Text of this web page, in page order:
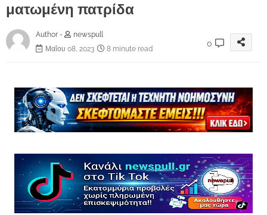
ματωμένη πατρίδα
Author -
newspull
Μαΐου 08, 2023
8 minute read
0